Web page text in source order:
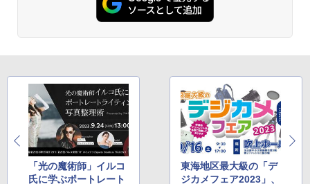
「光の魔術師」イルコ
氏に学ぶポートレート
東海地区最大級の「デ
ジカメフェア2023」、